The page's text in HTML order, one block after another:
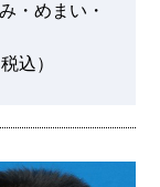
・めまい・
込）